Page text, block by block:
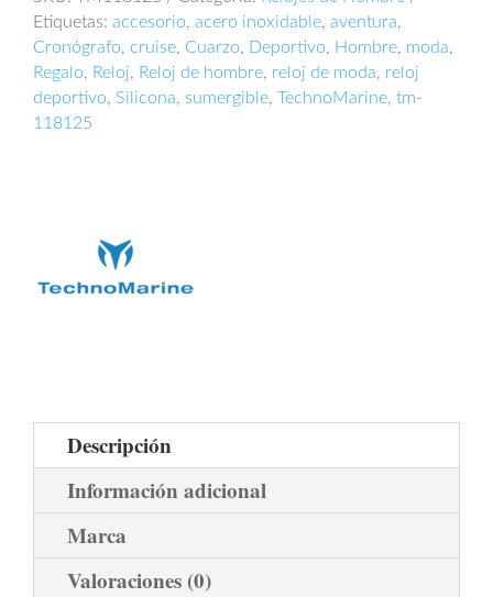
Etiquetas: accesorio, acero inoxidable, aventura,
Cronógrafo, cruise, Cuarzo, Deportivo, Hombre, moda,
Regalo, Reloj, Reloj de hombre, reloj de moda, reloj
deportivo, Silicona, sumergible, TechnoMarine, tm-
118125
Descripción
Información adicional
Marca
Valoraciones (0)